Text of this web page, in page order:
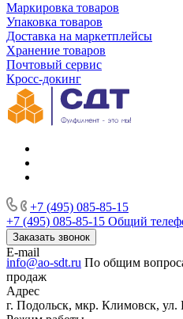
Маркировка товаров
Упаковка товаров
Доставка на маркетплейсы
Хранение товаров
Почтовый сервис
Кросс-докинг
+7 (495) 085-85-15
+7 (495) 085-85-15 Общий
Заказать звонок
E-mail
info@ao-sdt.ru По общим
продаж
Адрес
г. Подольск, мкр. Климовск, ул.